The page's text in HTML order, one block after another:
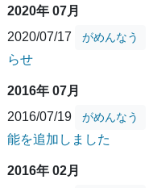
2020年 07月
2020/07/17
がめんなう
らせ
2016年 07月
2016/07/19
がめんなう
能を追加しました
2016年 02月